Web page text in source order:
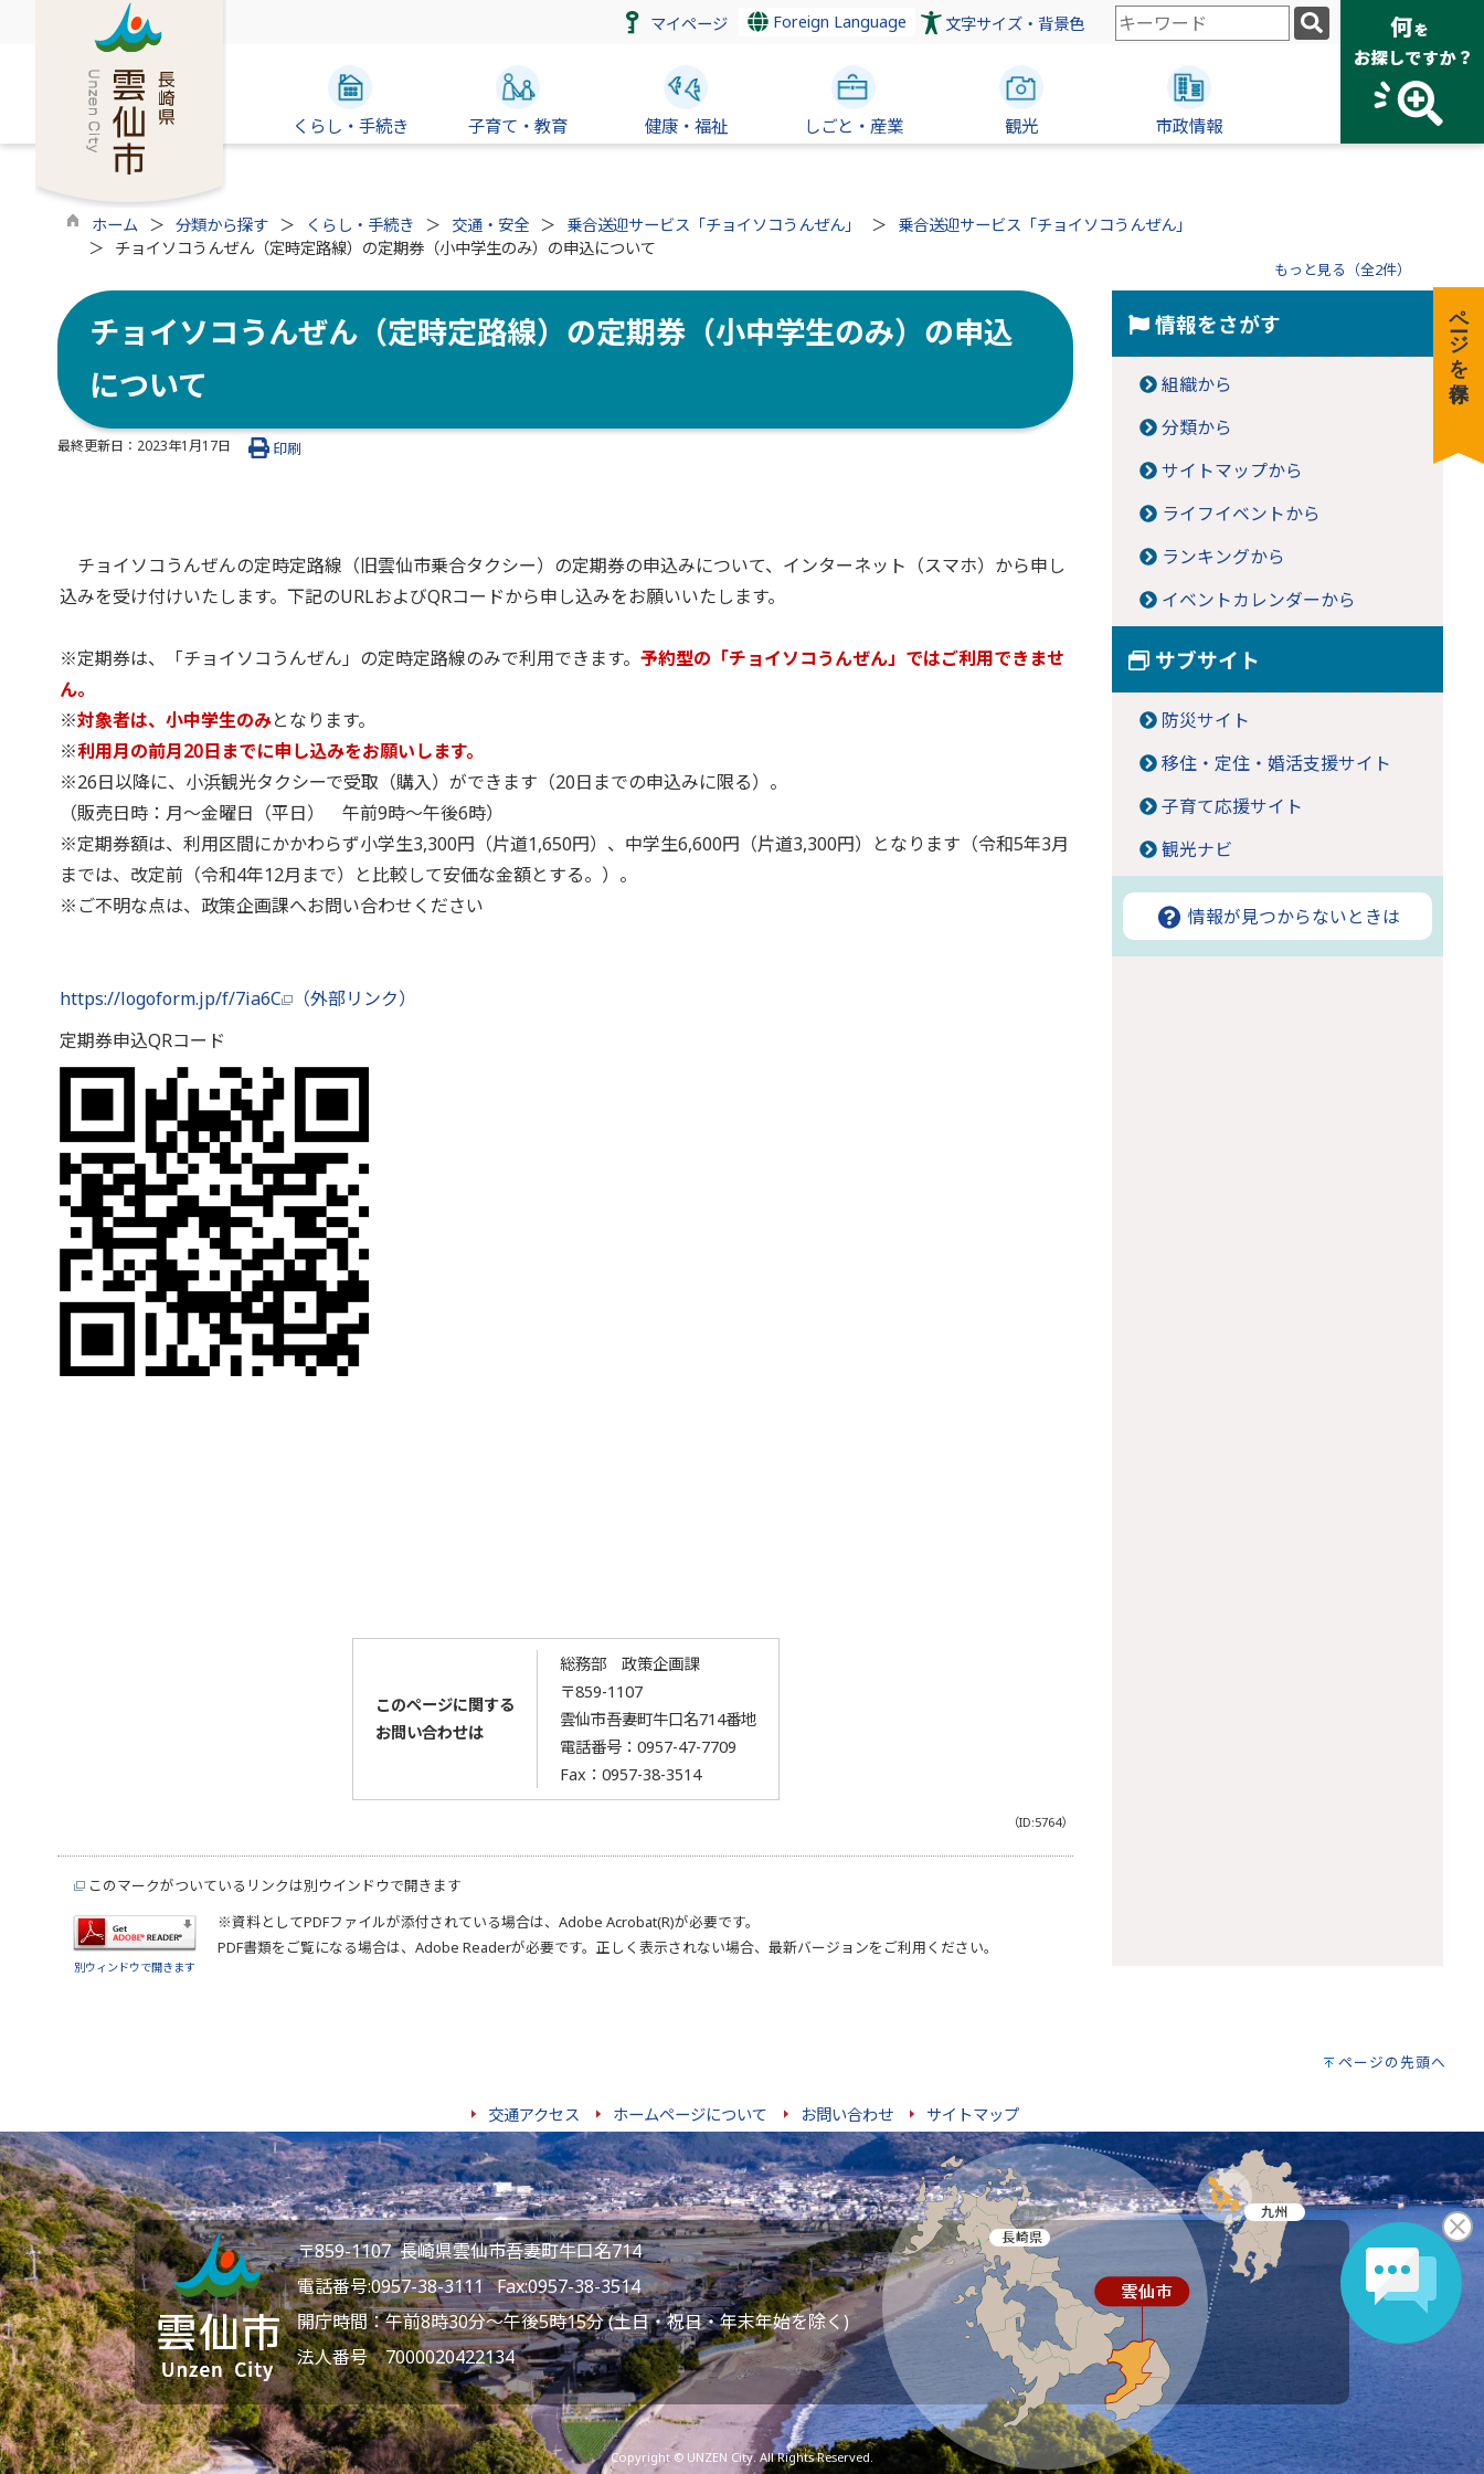
マイページ Foreign Language 文字サイズ・背景色
検
索
ー
くらし・手続き 子育て・教育 健康・福祉 しごと・産業 観光 市政情報
ホーム 分類から探す くらし・手続き 交通・安全 乗合送迎サービス「チョイソコうんぜん」
乗合送迎サービス「チョイソコうんぜん」
チョイソコうんぜん（定時定路線）の定期券（小中学生のみ）の申込について
もっと見る（全2件）
チョイソコうんぜん（定時定路線）の定期券（小中学生のみ）の申込
について
最終更新日： 2023年1月17日 印刷
チョイソコうんぜんの定時定路線（旧雲仙市乗合タクシー）の定期券の申込みについて、インターネット（スマホ）から申し
込みを受け付けいたします。下記のURLおよびQRコードから申し込みをお願いいたします。
※定期券は、「チョイソコうんぜん」の定時定路線のみで利用できます。 予約型の「チョイソコうんぜん」ではご利用できませ
ん。
※対象者は、小中学生のみとなります。
※利用月の前月20日までに申し込みをお願いします。
※26日以降に、小浜観光タクシーで受取（購入）ができます（20日までの申込みに限る）。
（販売日時：月～金曜日（平日） 午前9時～午後6時）
※定期券額は、利用区間にかかわらず小学生3,300円（片道1,650円）、中学生6,600円（片道3,300円）となります（令和5年3月
までは、改定前（令和4年12月まで）と比較して安価な金額とする。）。
※ご不明な点は、政策企画課へお問い合わせください
https://logoform.jp/f/7ia6C
（外部リンク）
定期券申込QRコード
このページに関する
お問い合わせは
総務部 政策企画課
〒859-1107
雲仙市吾妻町牛口名714番地
電話番号： 0957-47-7709
Fax：0957-38-3514
（ID:5764）
このマークがついているリンクは別ウインドウで開きます
別ウィンドウで開きます
※資料としてPDFファイルが添付されている場合は、 Adobe Acrobat(R)が必要です。
PDF書類をご覧になる場合は、 Adobe Readerが必要です。正しく表示されない場合、最新バージョンをご利用ください。
情報をさがす
組織から
分類から
サイトマップから
ライフイベントから
ランキングから
イベントカレンダーから
サブサイト
防災サイト
移住・定住・婚活支援サイト
子育て応援サイト
観光ナビ
情報が見つからないときは
ページの先頭へ
交通アクセス ホームページについて お問い合わせ サイトマップ
〒859-1107 長崎県雲仙市吾妻町牛口名714
電話番号:0957-38-3111Fax:0957-38-3514
開庁時間：午前8時30分～午後5時15分 (土日・祝日・年末年始を除く)
法人番号 7000020422134
Copyright © UNZEN City. All Rights Reserved.
ページを保存